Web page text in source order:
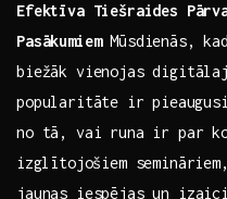
Efektīva Tiešraides
PasākumiemMūsdienās,
biežāk vienojas
popularitāte ⁣ir
no tā, vai runa ir par
⁤izglītojošiem
jaunas iespējas un​